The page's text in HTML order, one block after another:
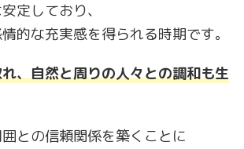
定しており、
的な充実感を得られる時期です。
、自然と周りの人々との調和も生
との信頼関係を築くことに